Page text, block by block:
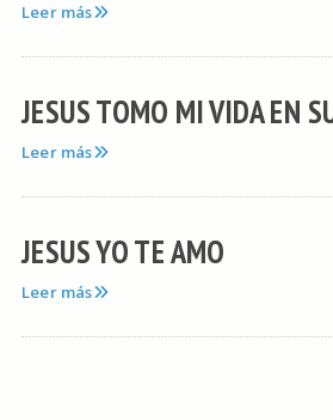
Leer más
JESUS TOMO MI VIDA EN
Leer más
JESUS YO TE AMO
Leer más